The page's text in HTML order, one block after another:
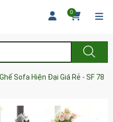
0
Sofa Hiện Đại Giá Rẻ - SF 78